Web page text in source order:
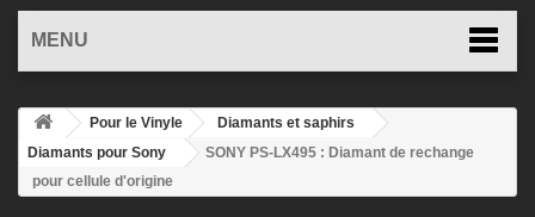
MENU
Pour le Vinyle
Diamants et saphirs
Diamants pour Sony
SONY PS-LX495 : Diamant de rechange
pour cellule d'origine